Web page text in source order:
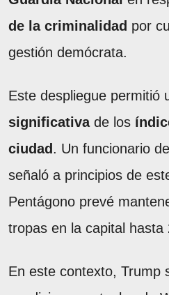
de la criminalidad por
gestión demócrata.
Este despliegue permitió
significativade los
ciudad . Un funcionario
señaló a principios de
Pentágono prevé
tropas en la capital hasta
En este contexto, Trump